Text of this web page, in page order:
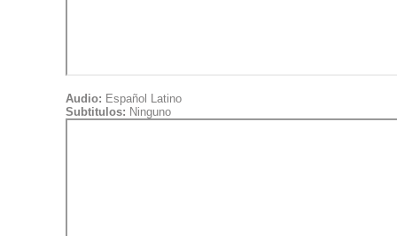
Audio: Español Latino
Subtitulos: Ninguno